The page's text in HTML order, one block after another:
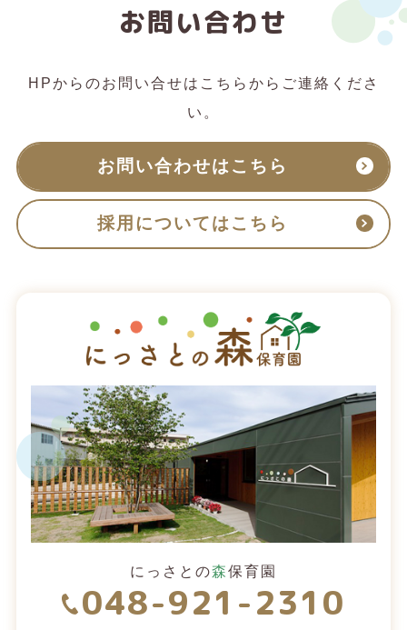
お問い合わせ
HPからのお問い合せはこちらからご連絡くださ
い。
お問い合わせはこちら
採用についてはこちら
にっさとの森保育園
048-921-2310